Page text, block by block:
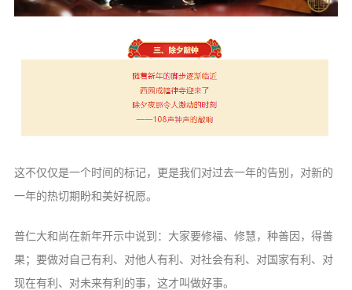
这不仅仅是一个时间的标记，更是我们对过去一年的告别，对新的
一年的热切期盼和美好祝愿。
普仁大和尚在新年开示中说到：大家要修福、修慧，种善因，得善
果；要做对自己有利、对他人有利、对社会有利、对国家有利、对
现在有利、对未来有利的事，这才叫做好事。